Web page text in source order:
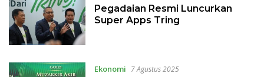
Pegadaian Resmi Luncurkan
Super Apps Tring
Ekonomi 7 Agustus 2025